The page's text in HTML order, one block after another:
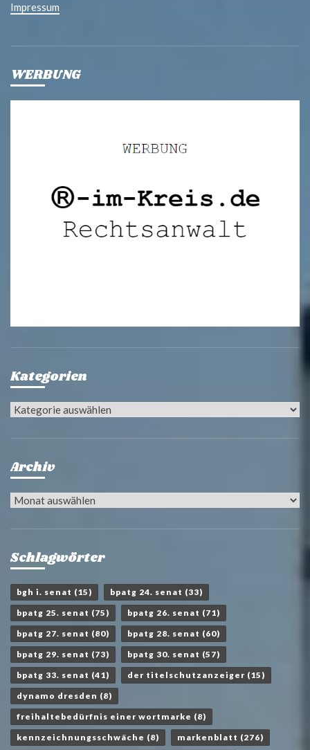
Impressum
WERBUNG
Kategorien
Kategorien
Archiv
Archiv
Schlagwörter
bgh i. senat (15) bpatg 24. senat (33)
bpatg 25. senat (75) bpatg 26. senat (71)
bpatg 27. senat (80) bpatg 28. senat (60)
bpatg 29. senat (73) bpatg 30. senat (57)
bpatg 33. senat (41) der titelschutzanzeiger (15)
dynamo dresden (8)
freihaltebedürfnis einer wortmarke (8)
kennzeichnungsschwäche (8) markenblatt (276)